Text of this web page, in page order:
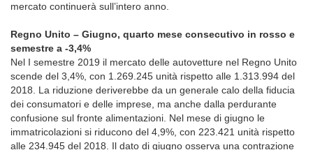
mercato continuerà sull’intero anno.
Regno Unito – Giugno, quarto mese consecutivo in rosso e
semestre a -3,4%
Nel I semestre 2019 il mercato delle autovetture nel Regno Unito
scende del 3,4%, con 1.269.245 unità rispetto alle 1.313.994 del
2018. La riduzione deriverebbe da un generale calo della fiducia
dei consumatori e delle imprese, ma anche dalla perdurante
confusione sul fronte alimentazioni. Nel mese di giugno le
immatricolazioni si riducono del 4,9%, con 223.421 unità rispetto
alle 234.945 del 2018. Il dato di giugno osserva una contrazione